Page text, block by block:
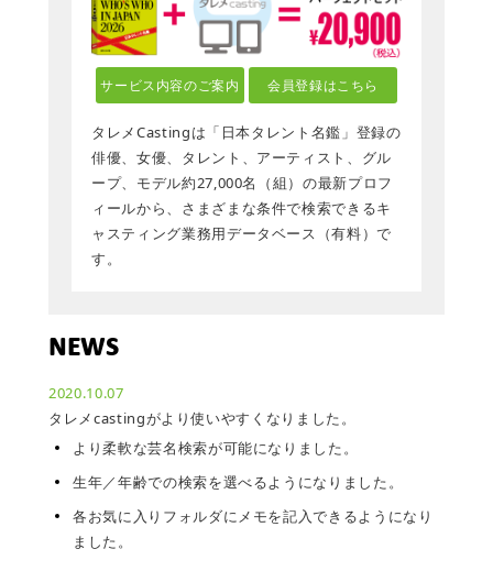
サービス内容のご案内 会員登録はこちら
タレメCastingは「日本タレント名鑑」登録の
俳優、女優、タレント、アーティスト、グル
ープ、モデル約27,000名（組）の最新プロフ
ィールから、さまざまな条件で検索できるキ
ャスティング業務用データベース（有料）で
す。
NEWS
2020.10.07
タレメcastingがより使いやすくなりました。
より柔軟な芸名検索が可能になりました。
生年／年齢での検索を選べるようになりました。
各お気に入りフォルダにメモを記入できるようになり
ました。